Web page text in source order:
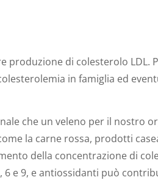
produzione di colesterolo
in famiglia ed
che un veleno per il nostro
la carne rossa, prodotti
della concentrazione di
6 e 9, e antiossidanti può